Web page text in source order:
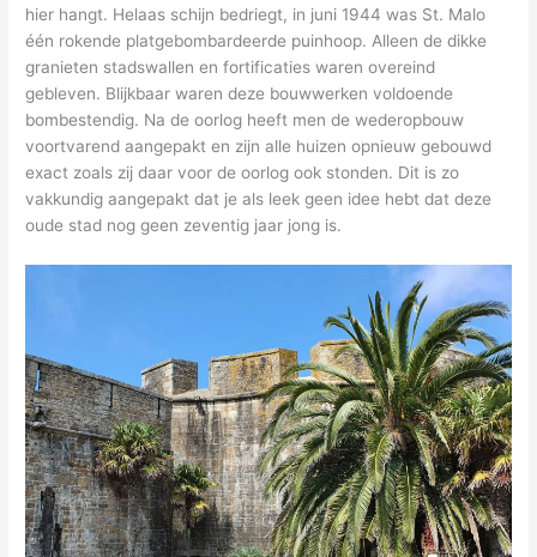
hier hangt. Helaas schijn bedriegt, in juni 1944 was St. Malo
één rokende platgebombardeerde puinhoop. Alleen de dikke
granieten stadswallen en fortificaties waren overeind
gebleven. Blijkbaar waren deze bouwwerken voldoende
bombestendig. Na de oorlog heeft men de wederopbouw
voortvarend aangepakt en zijn alle huizen opnieuw gebouwd
exact zoals zij daar voor de oorlog ook stonden. Dit is zo
vakkundig aangepakt dat je als leek geen idee hebt dat deze
oude stad nog geen zeventig jaar jong is.